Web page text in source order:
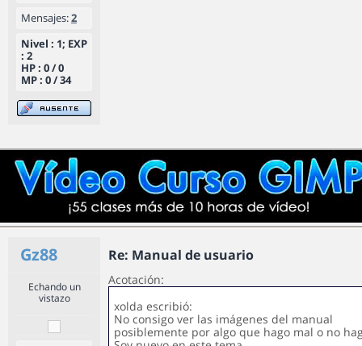
Mensajes:2
Nivel : 1; EXP
: 2
HP : 0 / 0
MP : 0 / 34
Gz88 Re: Manual de usuario
Echando un
vistazo
Acotación:
xolda escribió:
No consigo ver las imágenes del manual
posiblemente por algo que hago mal o no